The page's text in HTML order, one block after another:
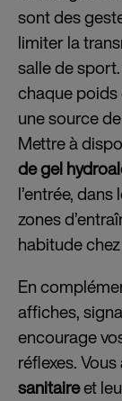
sont des
limiter la
salle de
chaque
une source
Mettre à
de gel
l’entrée,
zones
habitude
En
affiches,
encourage
réflexes.
sanitaireet